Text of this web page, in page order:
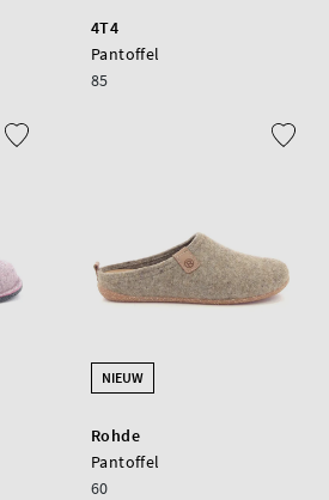
4T4
Pantoffel
85
NIEUW
Rohde
Pantoffel
60